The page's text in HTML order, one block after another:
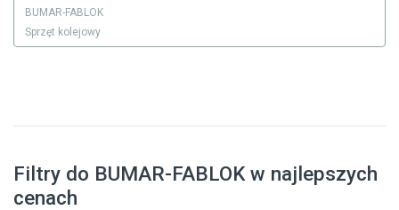
BUMAR-FABLOK
Sprzęt kolejowy
Filtry do BUMAR-FABLOK w najlepszych
cenach